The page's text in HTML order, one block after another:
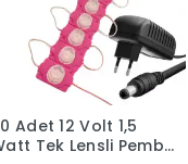
Adet 12 Volt 1,5
Tek Lensli Pembe